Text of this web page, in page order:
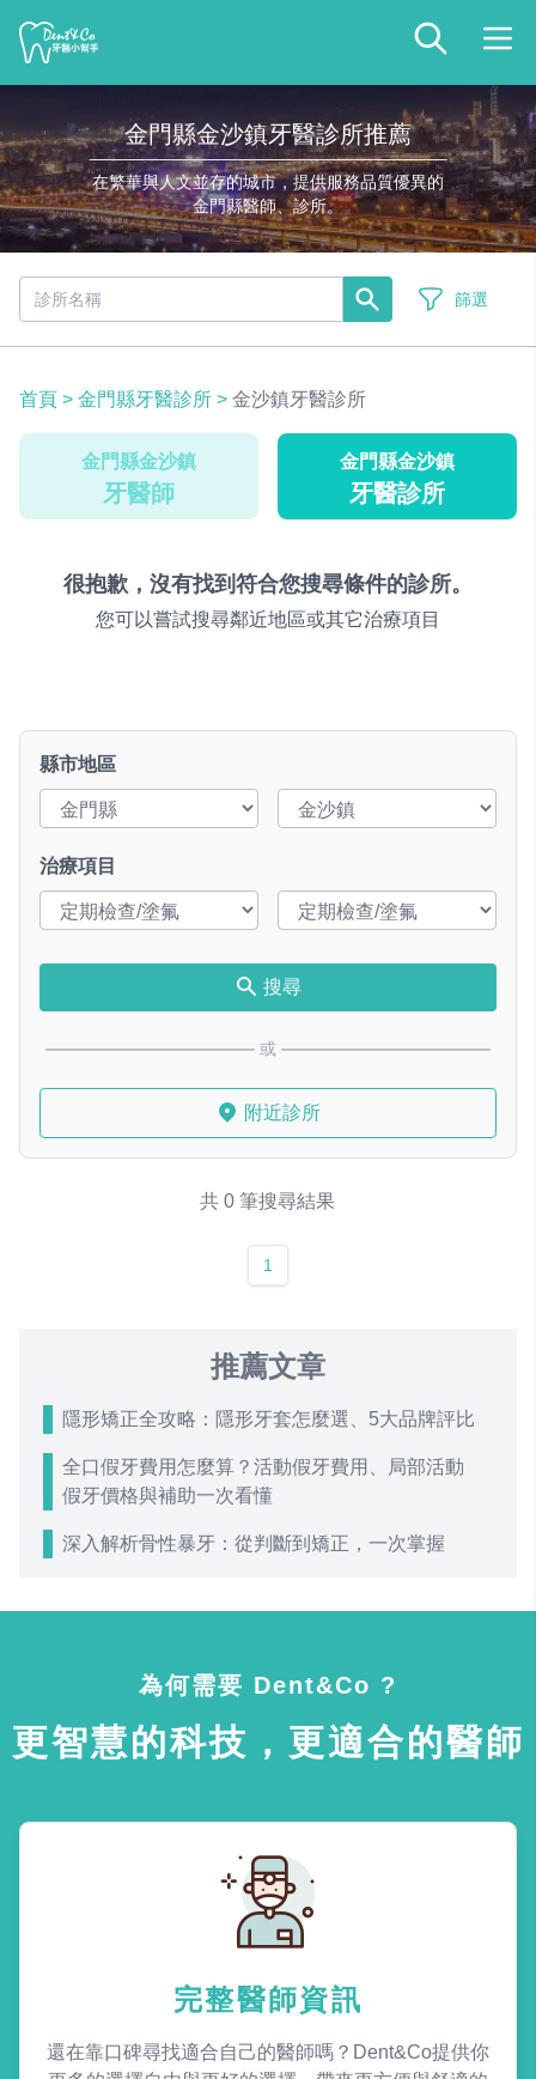
金門縣金沙鎮牙醫診所推薦
在繁華與人文並存的城市，提供服務品質優異的
金門縣醫師、診所。
篩選
首頁 > 金門縣牙醫診所 > 金沙鎮牙醫診所
金門縣金沙鎮
牙醫師
金門縣金沙鎮
牙醫診所
很抱歉，沒有找到符合您搜尋條件的診所。
您可以嘗試搜尋鄰近地區或其它治療項目
縣市地區
治療項目
搜尋
或
附近診所
共 0 筆搜尋結果
1
推薦文章
隱形矯正全攻略：隱形牙套怎麼選、5大品牌評比
全口假牙費用怎麼算？活動假牙費用、局部活動
假牙價格與補助一次看懂
深入解析骨性暴牙：從判斷到矯正，一次掌握
為何需要 Dent&Co ?
更智慧的科技，更適合的醫師
完整醫師資訊
還在靠口碑尋找適合自己的醫師嗎？Dent&Co提供你